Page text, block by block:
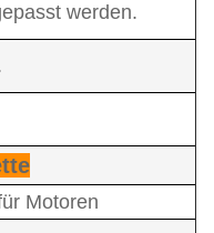
werden.
Motoren